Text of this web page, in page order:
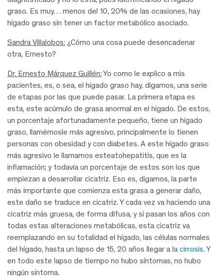
graso. Es muy… menos del 10, 20% de las ocasiones, hay
hígado graso sin tener un factor metabólico asociado.
Sandra Villalobos: ¿Cómo una cosa puede desencadenar
otra, Ernesto?
Dr. Ernesto Márquez Guillén: Yo como le explico a mis
pacientes, es, o sea, el hígado graso hay, digamos, una serie
de etapas por las que puede pasar. La primera etapa es
esta, este acúmulo de grasa anormal en el hígado. De estos,
un porcentaje afortunadamente pequeño, tiene un hígado
graso, llamémosle más agresivo, principalmente lo tienen
personas con obesidad y con diabetes. A este hígado graso
más agresivo le llamamos esteatohepatitis, que es la
inflamación; y todavía un porcentaje de estos son los que
empiezan a desarrollar cicatriz. Eso es, digamos, la parte
más importante que comienza esta grasa a generar daño,
este daño se traduce en cicatriz. Y cada vez va haciendo una
cicatriz más gruesa, de forma difusa, y si pasan los años con
todas estas alteraciones metabólicas, esta cicatriz va
reemplazando en su totalidad el hígado, las células normales
del hígado, hasta un lapso de 15, 20 años llegar a la cirrosis. Y
en todo este lapso de tiempo no hubo síntomas, no hubo
ningún síntoma.